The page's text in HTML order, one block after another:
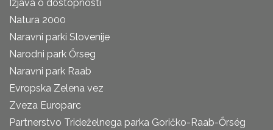
Izjava o dostopnosti
Natura 2000
Naravni parki Slovenije
Narodni park Őrseg
Naravni park Raab
Evropska Zelena vez
Zveza Europarc
Partnerstvo Trideželnega parka Goričko-Raab-Őrség